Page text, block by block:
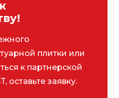
плитки или
к партнерской
оставьте заявку.